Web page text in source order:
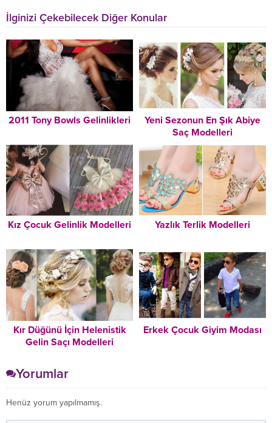
İlginizi Çekebilecek Diğer Konular
2011 Tony Bowls Gelinlikleri
Yeni Sezonun En Şık Abiye
Saç Modelleri
Kız Çocuk Gelinlik Modelleri Yazlık Terlik Modelleri
Kır Düğünü İçin Helenistik
Gelin Saçı Modelleri
Erkek Çocuk Giyim Modası
Yorumlar
Henüz yorum yapılmamış.